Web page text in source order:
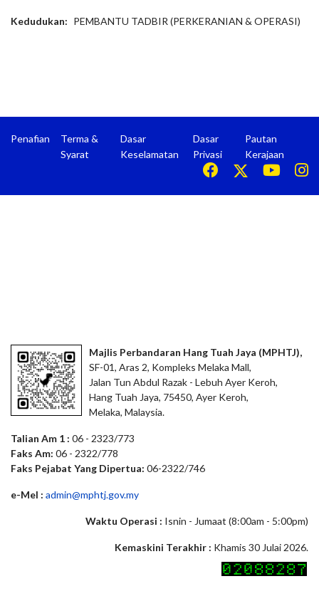
Kedudukan: PEMBANTU TADBIR (PERKERANIAN & OPERASI)
Penafian
Terma &
Syarat
Dasar
Keselamatan
Dasar
Privasi
Pautan
Kerajaan
Majlis Perbandaran Hang Tuah Jaya (MPHTJ),
SF-01, Aras 2, Kompleks Melaka Mall,
Jalan Tun Abdul Razak - Lebuh Ayer Keroh,
Hang Tuah Jaya, 75450, Ayer Keroh,
Melaka, Malaysia.
Talian Am 1 : 06 - 2323/773
Faks Am: 06 - 2322/778
Faks Pejabat Yang Dipertua: 06-2322/746
e-Mel : admin@mphtj.gov.my
Waktu Operasi : Isnin - Jumaat (8:00am - 5:00pm)
Kemaskini Terakhir : Khamis 30 Julai 2026.